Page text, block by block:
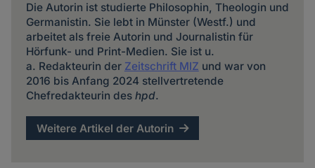
Die Autorin ist studierte Philosophin, Theologin und
Germanistin. Sie lebt in Münster (Westf.) und
arbeitet als freie Autorin und Journalistin für
Hörfunk- und Print-Medien. Sie ist u.
a. Redakteurin der Zeitschrift MIZ und war von
2016 bis Anfang 2024 stellvertretende
Chefredakteurin des hpd.
Weitere Artikel der Autorin